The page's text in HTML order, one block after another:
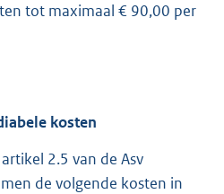
tot maximaal € 90,00 per
kosten
2.5 van de Asv
de volgende kosten in